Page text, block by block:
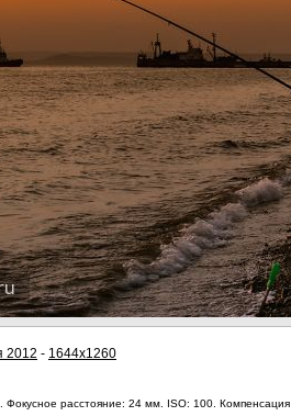
2012 - 1644x1260
расстояние: 24 мм. ISO: 100.